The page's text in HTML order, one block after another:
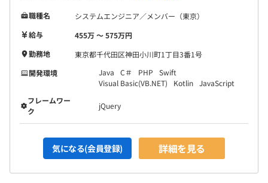
職種名
システムエンジニア／メンバー（東京）
給与
455万 〜 575万円
勤務地
東京都千代田区神田小川町1丁目3番1号
開発環境
Java C＃ PHP
Swift
Visual Basic(VB.NET)
Kotlin JavaScript
フレームワー
ク
jQuery
気になる(会員登録) 詳細を見る